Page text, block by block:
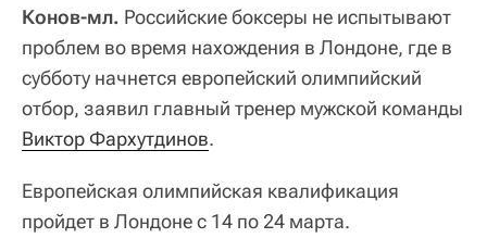
Конов-мл. Российские боксеры не испытывают
проблем во время нахождения в Лондоне, где в
субботу начнется европейский олимпийский
отбор, заявил главный тренер мужской команды
Виктор Фархутдинов.
Европейская олимпийская квалификация
пройдет в Лондоне с 14 по 24 марта.